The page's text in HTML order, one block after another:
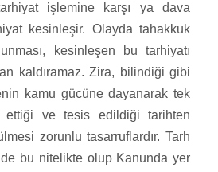
işlemine karşı ya dava
kesinleşir. Olayda tahakkuk
kesinleşen bu tarhiyatı
kaldıramaz. Zira, bilindiği gibi
kamu gücüne dayanarak tek
ettiği ve tesis edildiği tarihten
zorunlu tasarruflardır. Tarh
bu nitelikte olup Kanunda yer